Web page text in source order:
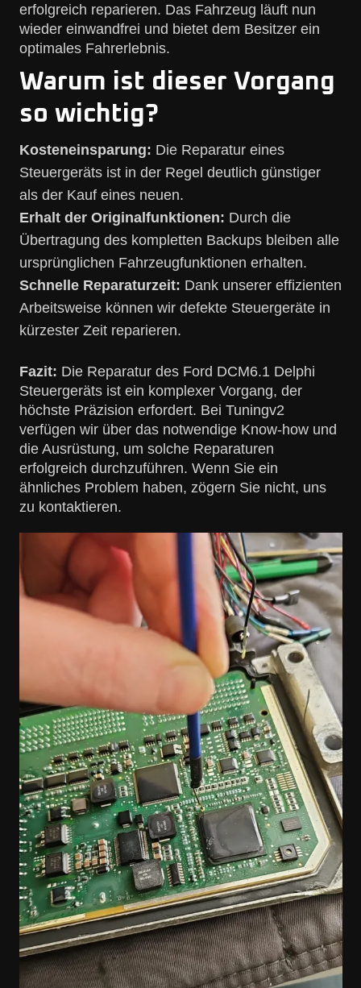
erfolgreich reparieren. Das Fahrzeug läuft nun
wieder einwandfrei und bietet dem Besitzer ein
optimales Fahrerlebnis.
Warum ist dieser Vorgang
so wichtig?
Kosteneinsparung: Die Reparatur eines
Steuergeräts ist in der Regel deutlich günstiger
als der Kauf eines neuen.
Erhalt der Originalfunktionen: Durch die
Übertragung des kompletten Backups bleiben alle
ursprünglichen Fahrzeugfunktionen erhalten.
Schnelle Reparaturzeit: Dank unserer effizienten
Arbeitsweise können wir defekte Steuergeräte in
kürzester Zeit reparieren.
Fazit: Die Reparatur des Ford DCM6.1 Delphi
Steuergeräts ist ein komplexer Vorgang, der
höchste Präzision erfordert. Bei Tuningv2
verfügen wir über das notwendige Know-how und
die Ausrüstung, um solche Reparaturen
erfolgreich durchzuführen. Wenn Sie ein
ähnliches Problem haben, zögern Sie nicht, uns
zu kontaktieren.